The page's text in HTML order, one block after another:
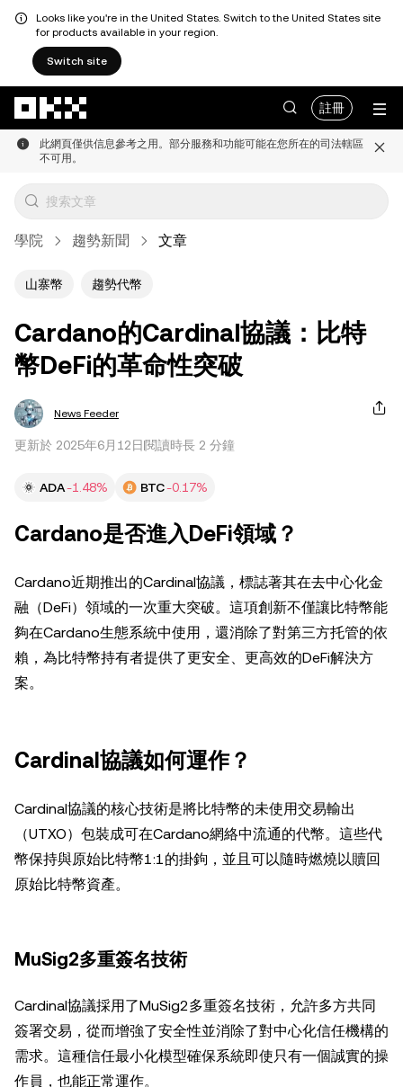
Looks like you're in the United States. Switch to the United States site
for products available in your region.
Switch site
註冊
此網頁僅供信息參考之用。部分服務和功能可能在您所在的司法轄區
不可用。
學院 趨勢新聞 文章
山寨幣 趨勢代幣
Cardano的Cardinal協議：比特
幣DeFi的革命性突破
News Feeder
更新於 2025年6月12日 閱讀時長 2 分鐘
ADA-1.48% BTC-0.17%
Cardano是否進入DeFi領域？
Cardano近期推出的Cardinal協議，標誌著其在去中心化金
融（DeFi）領域的一次重大突破。這項創新不僅讓比特幣能
夠在Cardano生態系統中使用，還消除了對第三方托管的依
賴，為比特幣持有者提供了更安全、更高效的DeFi解決方
案。
Cardinal協議如何運作？
Cardinal協議的核心技術是將比特幣的未使用交易輸出
（UTXO）包裝成可在Cardano網絡中流通的代幣。這些代
幣保持與原始比特幣1:1的掛鉤，並且可以隨時燃燒以贖回
原始比特幣資產。
MuSig2多重簽名技術
Cardinal協議採用了MuSig2多重簽名技術，允許多方共同
簽署交易，從而增強了安全性並消除了對中心化信任機構的
需求。這種信任最小化模型確保系統即使只有一個誠實的操
作員，也能正常運作。